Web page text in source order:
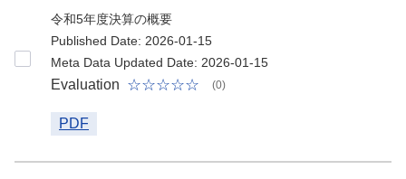
令和5年度決算の概要
Published Date: 2026-01-15
Meta Data Updated Date: 2026-01-15
Evaluation (0)
PDF